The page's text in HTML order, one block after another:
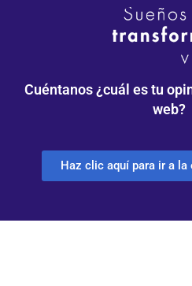
Cuéntanos ¿cuál es tu
web?
Haz clic aquí para ir a la